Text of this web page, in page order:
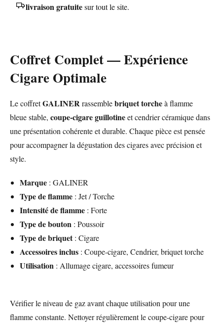
livraison gratuitesur tout le site.
Coffret Complet — Expérience
Cigare Optimale
Le coffretGALINERrassemblebriquet torcheà flamme
bleue stable, coupe-cigare guillotineet cendrier céramique dans
une présentation cohérente et durable. Chaque pièce est pensée
pour accompagner la dégustation des cigares avec précision et
style.
Marque : GALINER
Type de flamme : Jet / Torche
Intensité de flamme : Forte
Type de bouton : Poussoir
Type de briquet: Cigare
Accessoires inclus : Coupe-cigare, Cendrier, briquet torche
Utilisation : Allumage cigare, accessoires fumeur
Vérifier le niveau de gaz avant chaque utilisation pour une
flamme constante. Nettoyer régulièrement le coupe-cigare pour